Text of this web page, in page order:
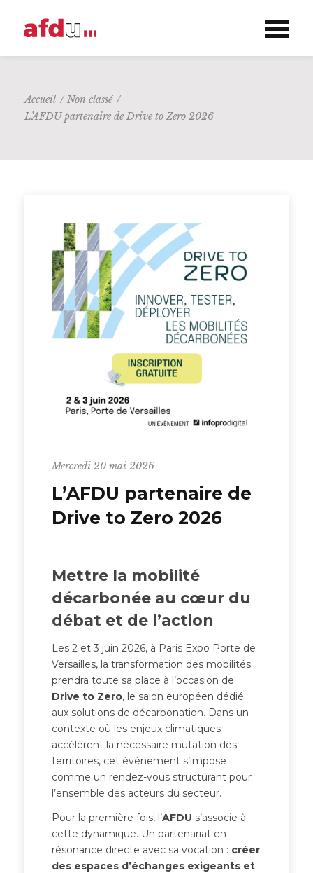
Accueil / Non classé /
L’AFDU partenaire de Drive to Zero 2026
Mercredi 20 mai 2026
L’AFDU partenaire de
Drive to Zero 2026
Mettre la mobilité
décarbonée au cœur du
débat et de l’action
Les 2 et 3 juin 2026, à Paris Expo Porte de
Versailles, la transformation des mobilités
prendra toute sa place à l’occasion de
Drive to Zero, le salon européen dédié
aux solutions de décarbonation. Dans un
contexte où les enjeux climatiques
accélèrent la nécessaire mutation des
territoires, cet événement s’impose
comme un rendez-vous structurant pour
l’ensemble des acteurs du secteur.
Pour la première fois, l’AFDU s’associe à
cette dynamique. Un partenariat en
résonance directe avec sa vocation : créer
des espaces d’échanges exigeants et